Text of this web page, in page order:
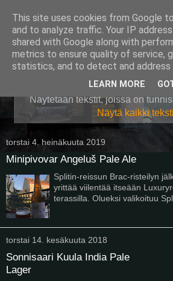
Pullollinen
Näytetään tekstit, joissa on
Näytä kaikki
torstai 4. heinäkuuta 2019
Minipivovar Angeluš Pale Ale
Splitin-reissun Brac-risteilyn
yrittää viilentää itseään
terassilla. Olueksi valikoituu
torstai 14. kesäkuuta 2018
Sonnisaari Kuula India Pale
Lager
This site uses cookies from Google
and to analyze traffic. Your IP
shared with Google along with
metrics to ensure quality of service,
statistics, and to detect and address
LEARN MORE